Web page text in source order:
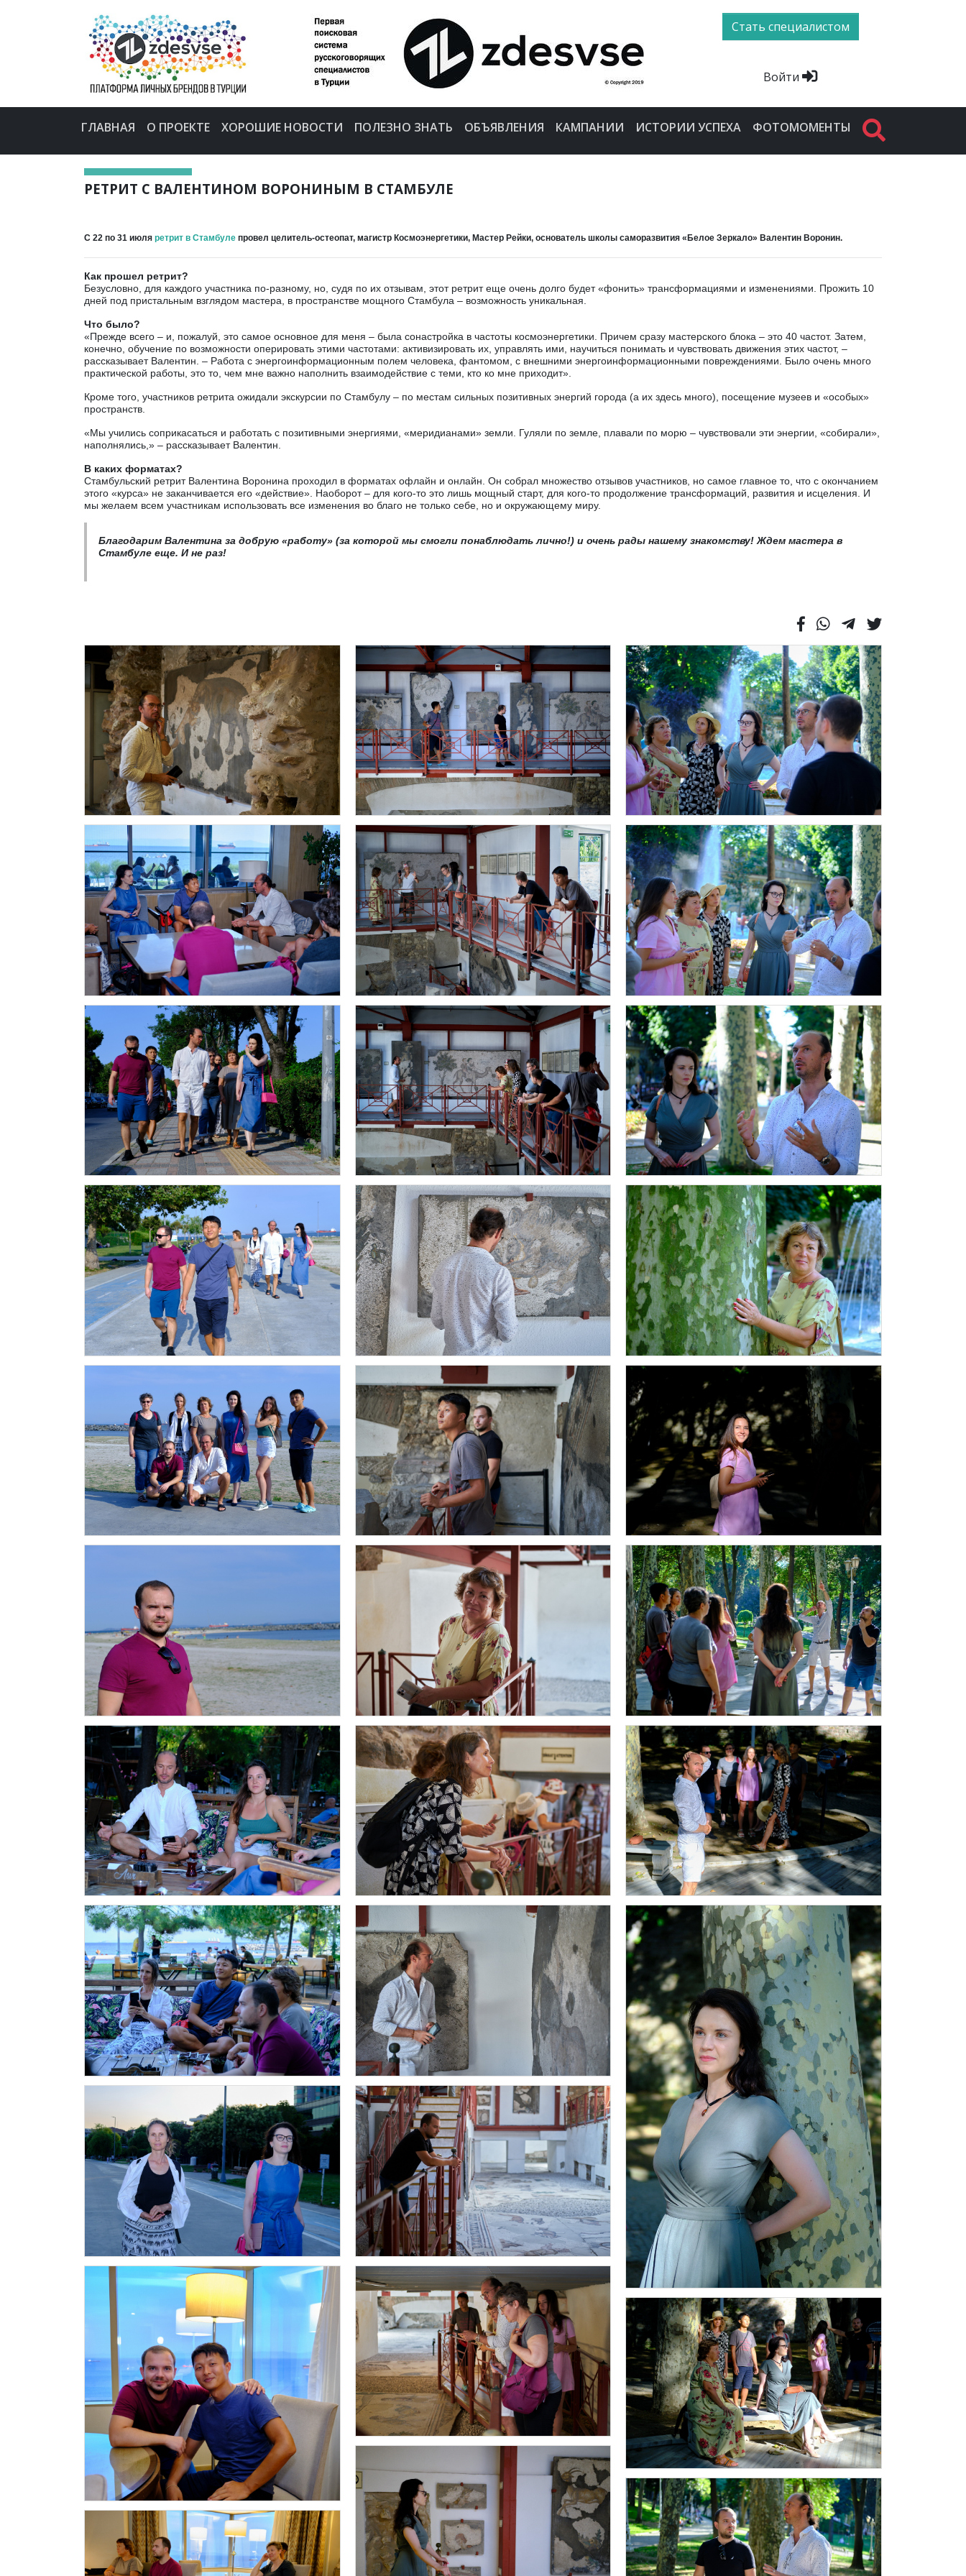
Стать специалистом
Войти
ГЛАВНАЯ О ПРОЕКТЕ ХОРОШИЕ НОВОСТИ ПОЛЕЗНО ЗНАТЬ ОБЪЯВЛЕНИЯ КАМПАНИИ ИСТОРИИ УСПЕХА ФОТОМОМЕНТЫ
РЕТРИТ С ВАЛЕНТИНОМ ВОРОНИНЫМ В СТАМБУЛЕ
С 22 по 31 июля ретрит в Стамбуле провел целитель-остеопат, магистр Космоэнергетики, Мастер Рейки, основатель школы саморазвития «Белое Зеркало» Валентин Воронин.
Как прошел ретрит?
Безусловно, для каждого участника по-разному, но, судя по их отзывам, этот ретрит еще очень долго будет «фонить» трансформациями и изменениями. Прожить 10
дней под пристальным взглядом мастера, в пространстве мощного Стамбула – возможность уникальная.
Что было?
«Прежде всего – и, пожалуй, это самое основное для меня – была сонастройка в частоты космоэнергетики. Причем сразу мастерского блока – это 40 частот. Затем,
конечно, обучение по возможности оперировать этими частотами: активизировать их, управлять ими, научиться понимать и чувствовать движения этих частот, –
рассказывает Валентин. – Работа с энергоинформационным полем человека, фантомом, с внешними энергоинформационными повреждениями. Было очень много
практической работы, это то, чем мне важно наполнить взаимодействие с теми, кто ко мне приходит».
Кроме того, участников ретрита ожидали экскурсии по Стамбулу – по местам сильных позитивных энергий города (а их здесь много), посещение музеев и «особых»
пространств.
«Мы учились соприкасаться и работать с позитивными энергиями, «меридианами» земли. Гуляли по земле, плавали по морю – чувствовали эти энергии, «собирали»,
наполнялись,» – рассказывает Валентин.
В каких форматах?
Стамбульский ретрит Валентина Воронина проходил в форматах офлайн и онлайн. Он собрал множество отзывов участников, но самое главное то, что с окончанием
этого «курса» не заканчивается его «действие». Наоборот – для кого-то это лишь мощный старт, для кого-то продолжение трансформаций, развития и исцеления. И
мы желаем всем участникам использовать все изменения во благо не только себе, но и окружающему миру.
Благодарим Валентина за добрую «работу» (за которой мы смогли понаблюдать лично!) и очень рады нашему знакомству! Ждем мастера в
Стамбуле еще. И не раз!